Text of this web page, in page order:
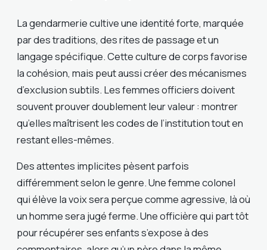
La gendarmerie cultive une identité forte, marquée
par des traditions, des rites de passage et un
langage spécifique. Cette culture de corps favorise
la cohésion, mais peut aussi créer des mécanismes
d’exclusion subtils. Les femmes officiers doivent
souvent prouver doublement leur valeur : montrer
qu’elles maîtrisent les codes de l’institution tout en
restant elles-mêmes.
Des attentes implicites pèsent parfois
différemment selon le genre. Une femme colonel
qui élève la voix sera perçue comme agressive, là où
un homme sera jugé ferme. Une officière qui part tôt
pour récupérer ses enfants s’expose à des